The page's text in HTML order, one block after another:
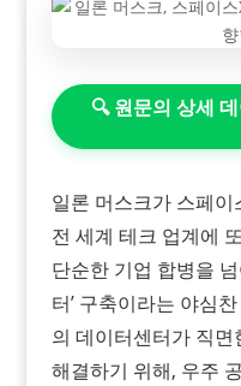
🔍 원문의 상세
일론 머스크가 스페이
전 세계 테크 업계에
단순한 기업 합병을
터’ 구축이라는 야심
의 데이터센터가 직
해결하기 위해, 우주